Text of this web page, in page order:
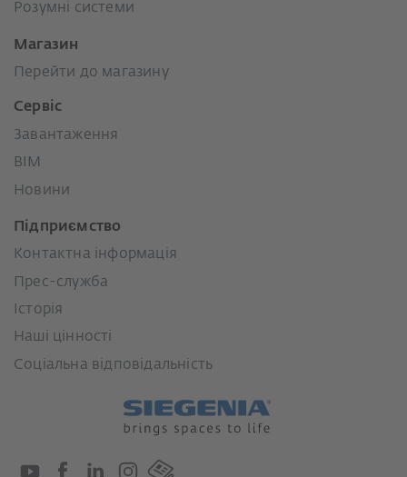
Розумні системи
Магазин
Перейти до магазину
Сервіс
Завантаження
BIM
Новини
Підприємство
Контактна інформація
Прес-служба
Історія
Наші цінності
Соціальна відповідальність